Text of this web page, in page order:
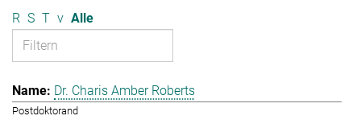
R S T v Alle
Dr. Charis Amber Roberts
Postdoktorand